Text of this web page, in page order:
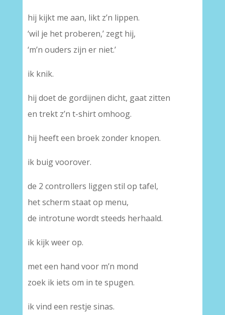
hij kijkt me aan, likt z’n lippen.
‘wil je het proberen,’ zegt hij,
‘m’n ouders zijn er niet.’
ik knik.
hij doet de gordijnen dicht, gaat zitten
en trekt z’n t-shirt omhoog.
hij heeft een broek zonder knopen.
ik buig voorover.
de 2 controllers liggen stil op tafel,
het scherm staat op menu,
de introtune wordt steeds herhaald.
ik kijk weer op.
met een hand voor m’n mond
zoek ik iets om in te spugen.
ik vind een restje sinas.